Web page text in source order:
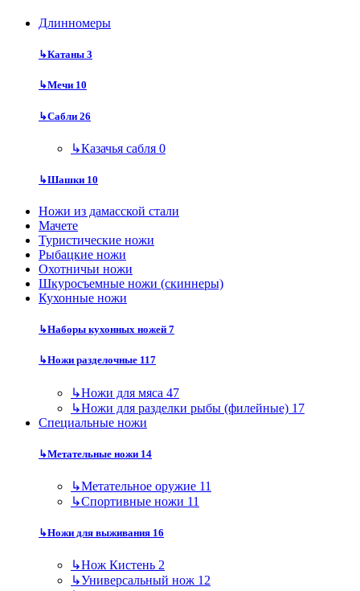
Длинномеры
↳Катаны 3
↳Мечи 10
↳Сабли 26
↳Казачья сабля 0
↳Шашки 10
Ножи из дамасской стали
Мачете
Туристические ножи
Рыбацкие ножи
Охотничьи ножи
Шкуросъемные ножи (скиннеры)
Кухонные ножи
↳Наборы кухонных ножей 7
↳Ножи разделочные 117
↳Ножи для мяса 47
↳Ножи для разделки рыбы (филейные) 17
Специальные ножи
↳Метательные ножи 14
↳Метательное оружие 11
↳Спортивные ножи 11
↳Ножи для выживания 16
↳Нож Кистень 2
↳Универсальный нож 12